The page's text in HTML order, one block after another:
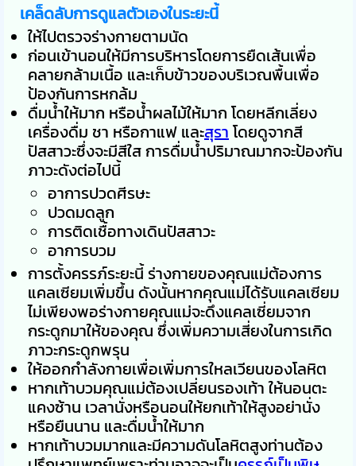
เคล็ดลับการดูแลตัวเองในระยะนี้
ให้ไปตรวจร่างกายตามนัด
ก่อนเข้านอนให้มีการบริหารโดยการยืดเส้นเพื่อ
คลายกล้ามเนื้อ และเก็บข้าวของบริเวณพื้นเพื่อ
ป้องกันการหกล้ม
ดื่มน้ำให้มาก หรือน้ำผลไม้ให้มาก โดยหลีกเลี่ยง
เครื่องดื่ม ชา หรือกาแฟ และสุรา โดยดูจากสี
ปัสสาวะซึ่งจะมีสีใส การดื่มน้ำปริมาณมากจะป้องกัน
ภาวะดังต่อไปนี้
อาการปวดศีรษะ
ปวดมดลูก
การติดเชื้อทางเดินปัสสาวะ
อาการบวม
การตั้งครรภ์ระยะนี้ ร่างกายของคุณแม่ต้องการ
แคลเซียมเพิ่มขึ้น ดังนั้นหากคุณแม่ได้รับแคลเซียม
ไม่เพียงพอร่างกายคุณแม่จะดึงแคลเซี่ยมจาก
กระดูกมาให้ของคุณ ซึ่งเพิ่มความเสี่ยงในการเกิด
ภาวะกระดูกพรุน
ให้ออกกำลังกายเพื่อเพิ่มการใหลเวียนของโลหิต
หากเท้าบวมคุณแม่ต้องเปลี่ยนรองเท้า ให้นอนตะ
แคงซ้าน เวลานั่งหรือนอนให้ยกเท้าให้สูงอย่านั่ง
หรือยืนนาน และดื่มน้ำให้มาก
หากเท้าบวมมากและมีความดันโลหิตสูงท่านต้อง